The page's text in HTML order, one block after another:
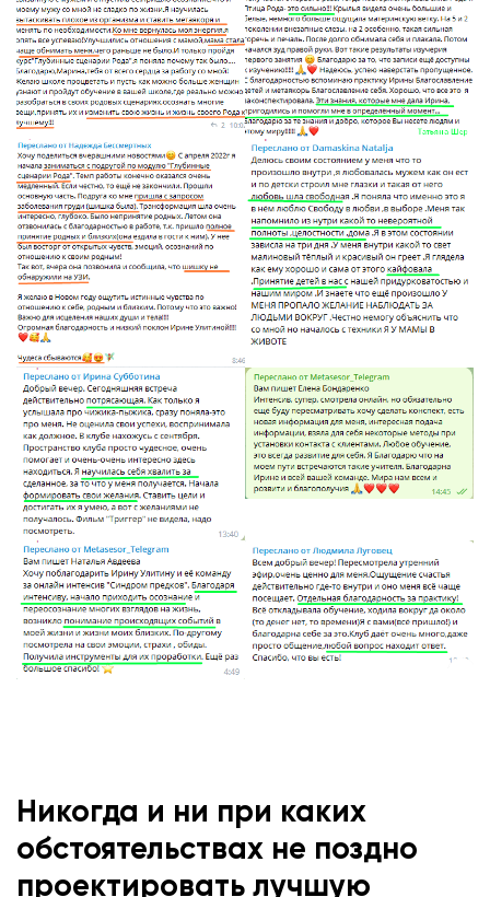
Никогда и ни при каких
обстоятельствах не поздно
проектировать лучшую